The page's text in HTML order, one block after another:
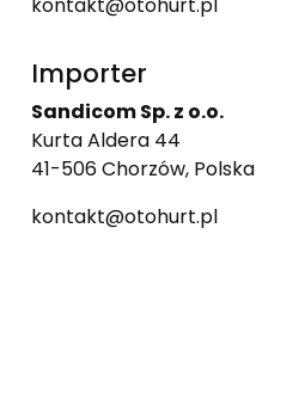
Importer
Sandicom Sp. z o.o.
Kurta Aldera 44
41-506 Chorzów, Polska
kontakt@otohurt.pl